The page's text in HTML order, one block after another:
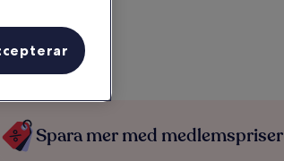
Spara mer med medlemspriser